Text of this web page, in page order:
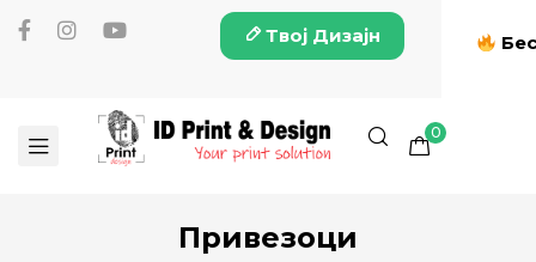
Твој Дизајн
0
Привезоци